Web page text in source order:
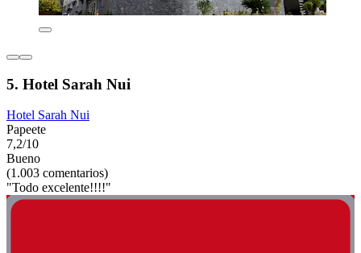
5. Hotel Sarah Nui
Hotel Sarah Nui
Papeete
7,2/10
Bueno
(1.003 comentarios)
"Todo excelente!!!!"